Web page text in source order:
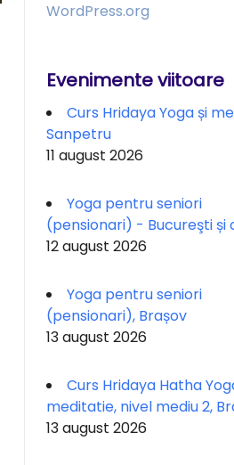
WordPress.org
Evenimente viitoare
Curs Hridaya Yoga și
Sanpetru
11 august 2026
Yoga pentru seniori
(pensionari) - Bucureşti și
12 august 2026
Yoga pentru seniori
(pensionari), Brașov
13 august 2026
Curs Hridaya Hatha
meditatie, nivel mediu 2,
13 august 2026